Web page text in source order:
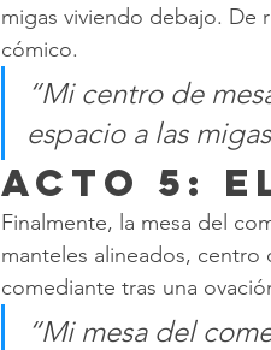
migas viviendo debajo. De
cómico.
“Mi centro de
espacio a las
Acto 5:
Finalmente, la mesa del
manteles alineados,
comediante tras una
“Mi mesa del